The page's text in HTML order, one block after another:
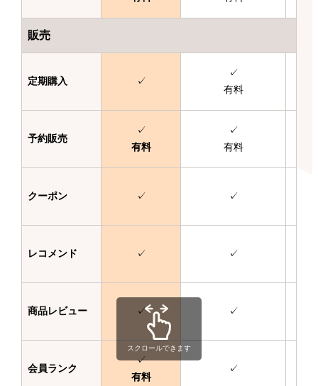
販売
定期購入 ✓
✓
有料
予約販売
✓
有料
✓
有料
クーポン ✓ ✓
レコメンド ✓ ✓
商品レビュー ✓ ✓
会員ランク
✓
有料
✓
スクロールできます